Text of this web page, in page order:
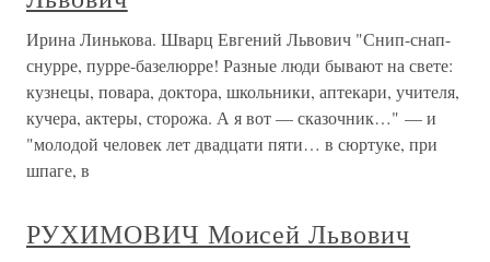
Ирина Линькова. Шварц Евгений Львович "Снип-снап-
снурре, пурре-базелюрре! Разные люди бывают на свете:
кузнецы, повара, доктора, школьники, аптекари, учителя,
кучера, актеры, сторожа. А я вот — сказочник…" — и
"молодой человек лет двадцати пяти… в сюртуке, при
шпаге, в
РУХИМОВИЧ Моисей Львович